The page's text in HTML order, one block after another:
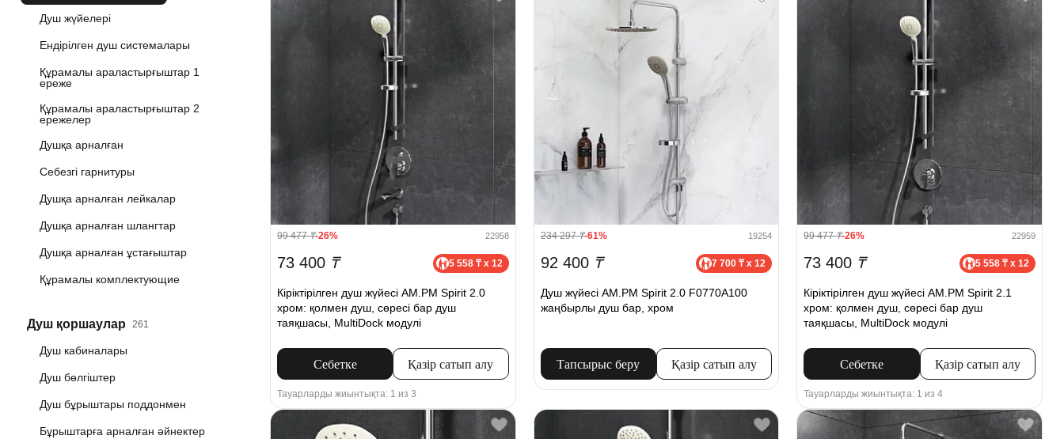
Душ жүйелері
Ендірілген душ системалары
Құрамалы араластырғыштар 1
ереже
Құрамалы араластырғыштар 2
ережелер
Душқа арналған
Себезгі гарнитуры
Душқа арналған лейкалар
Душқа арналған шлангтар
Душқа арналған ұстағыштар
Құрамалы комплектующие
Душ қоршаулар 261
Душ кабиналары
Душ бөлгіштер
Душ бұрыштары поддонмен
Бұрыштарға арналған әйнектер
99 477₸-26% 22958
73 400 ₸ 5 558 ₸ x 12
Кіріктірілген душ жүйесі AM.PM Spirit 2.0
хром: қолмен душ, сөресі бар душ
таяқшасы, MultiDock модулі
Себетке Қазір сатып алу
Тауарларды жиынтықта: 1 из 3
234 297₸-61% 19254
92 400 ₸ 7 700 ₸ x 12
Душ жүйесі AM.PM Spirit 2.0 F0770A100
жаңбырлы душ бар, хром
Тапсырыс беру Қазір сатып алу
99 477₸-26% 22959
73 400 ₸ 5 558 ₸ x 12
Кіріктірілген душ жүйесі AM.PM Spirit 2.1
хром: қолмен душ, сөресі бар душ
таяқшасы, MultiDock модулі
Себетке Қазір сатып алу
Тауарларды жиынтықта: 1 из 4